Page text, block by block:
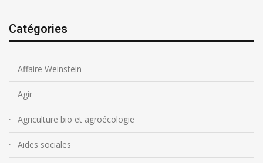
Catégories
Affaire Weinstein
Agir
Agriculture bio et agroécologie
Aides sociales